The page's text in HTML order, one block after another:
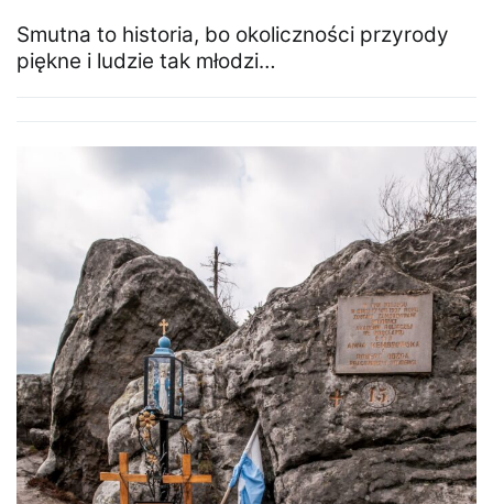
Smutna to historia, bo okoliczności przyrody
piękne i ludzie tak młodzi…